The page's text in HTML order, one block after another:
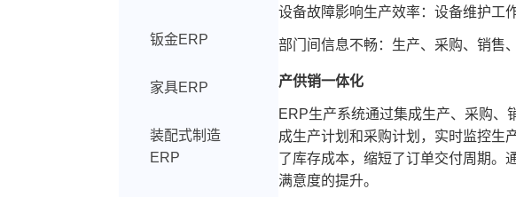
钣金ERP
家具ERP
装配式制造
ERP
设备故障影响生产效率：设备维护工
部门间信息不畅：生产、采购、销售
产供销一体化
ERP生产系统通过集成生产、采购、
成生产计划和采购计划，实时监控生
了库存成本，缩短了订单交付周期。
满意度的提升。